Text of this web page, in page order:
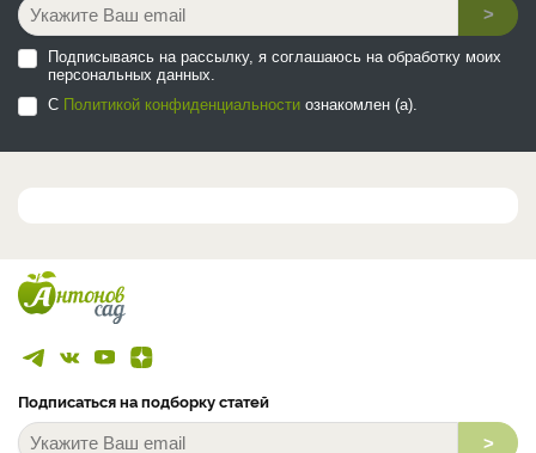
>
Подписываясь на рассылку, я соглашаюсь на обработку моих
персональных данных.
С Политикой конфиденциальности ознакомлен (а).
Подписаться на подборку статей
>